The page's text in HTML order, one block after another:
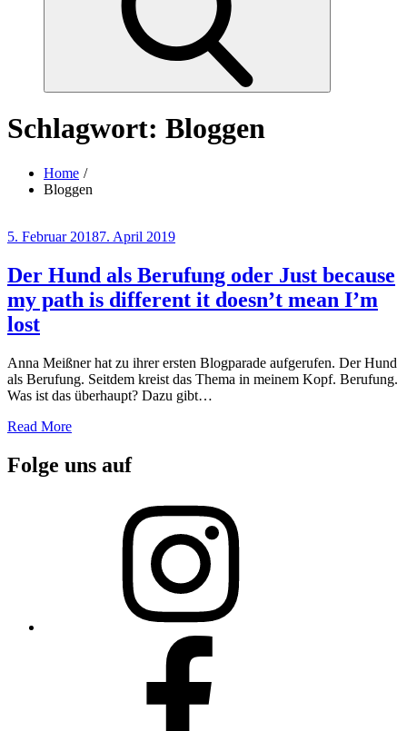
Schlagwort: Bloggen
Home
Bloggen
Posted
5. Februar 20187. April 2019
Der Hund als Berufung oder Just because
my path is different it doesn’t mean I’m
lost
Anna Meißner hat zu ihrer ersten Blogparade aufgerufen. Der Hund
als Berufung. Seitdem kreist das Thema in meinem Kopf. Berufung.
Was ist das überhaupt? Dazu gibt…
Read More
Folge uns auf